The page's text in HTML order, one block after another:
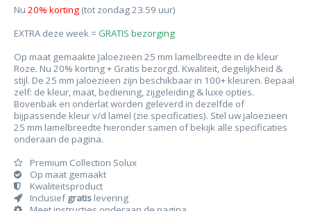
Nu 20% korting (tot zondag 23.59 uur)
EXTRA deze week = GRATIS bezorging
Op maat gemaakte Jaloezieën 25 mm lamelbreedte in de kleur
Roze. Nu 20% korting + Gratis bezorgd. Kwaliteit, degelijkheid &
stijl. De 25 mm jaloezieen zijn beschikbaar in 100+ kleuren. Bepaal
zelf: de kleur, maat, bediening, zijgeleiding & luxe opties.
Bovenbak en onderlat worden geleverd in dezelfde of
bijpassende kleur v/d lamel (zie specificaties). Stel uw jaloezieen
25 mm lamelbreedte hieronder samen of bekijk alle specificaties
onderaan de pagina.
Premium Collection Solux
Op maat gemaakt
Kwaliteitsproduct
Inclusiefgratis levering